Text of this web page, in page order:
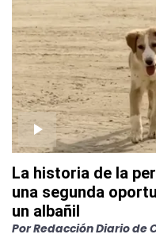
La historia de la
una segunda
un albañil
PorRedacción Diario de